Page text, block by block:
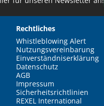
Rechtliches
Whistleblowing Alert
Nutzungsvereinbarung
Einverständniserklärung
Datenschutz
AGB
Impressum
Sicherheitsrichtlinien
REXEL International